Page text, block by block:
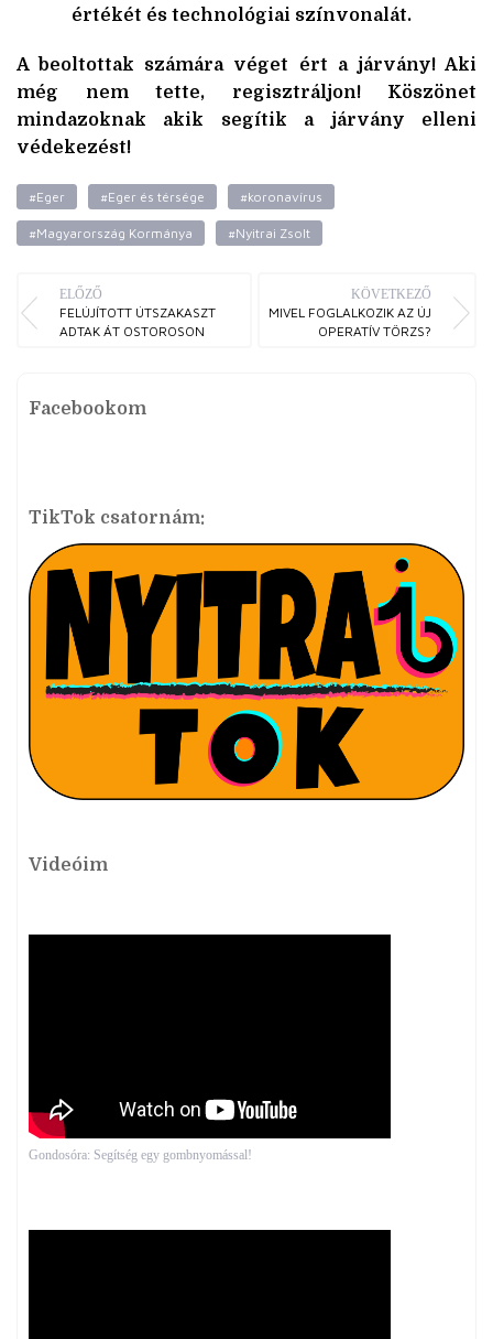
értékét és technológiai színvonalát.
A beoltottak számára véget ért a járvány! Aki
még nem tette, regisztráljon! Köszönet
mindazoknak akik segítik a járvány elleni
védekezést!
#Eger #Eger és térsége #koronavírus
#Magyarország Kormánya #Nyitrai Zsolt
ELŐZŐ
FELÚJÍTOTT ÚTSZAKASZT
ADTAK ÁT OSTOROSON
KÖVETKEZŐ
MIVEL FOGLALKOZIK AZ ÚJ
OPERATÍV TÖRZS?
Facebookom
TikTok csatornám:
Videóim
Gondosóra: Segítség egy gombnyomással!